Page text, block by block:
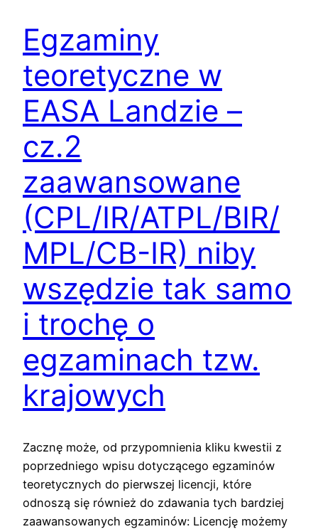
Egzaminy
teoretyczne w
EASA Landzie –
cz.2
zaawansowane
(CPL/IR/ATPL/BIR/
MPL/CB-IR) niby
wszędzie tak samo
i trochę o
egzaminach tzw.
krajowych
Zacznę może, od przypomnienia kliku kwestii z
poprzedniego wpisu dotyczącego egzaminów
teoretycznych do pierwszej licencji, które
odnoszą się również do zdawania tych bardziej
zaawansowanych egzaminów: Licencję możemy